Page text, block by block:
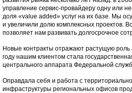
управление сервис-провайдеру одну или
доля «value added» услуг на их базе. Мы
и увеличили долю комплексных проектов.
позволяет нам развивать долгосрочное
Новые контракты отражают растущую роль
году нашим клиентом стала
центрального аппарата Федеральной
Оправдала себя и работа с
инфраструктуры региональных офисов